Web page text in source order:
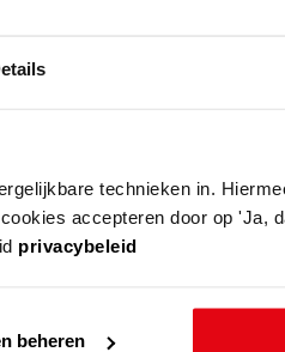
technieken in.
accepteren door op 'Ja,
privacybeleid
beheren